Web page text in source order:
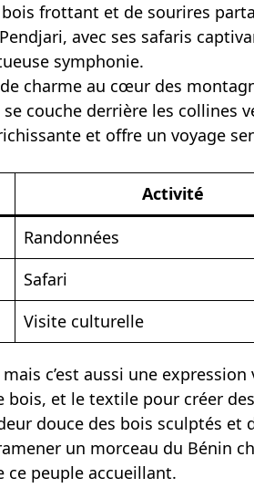
frottant et de sourires
avec ses safaris
symphonie.
charme au cœur des
couche derrière les collines
et offre un voyage
Activité
Randonnées
Safari
Visite culturelle
c’est aussi une
et le textile pour créer
douce des bois sculptés
un morceau du Bénin
ce peuple accueillant.